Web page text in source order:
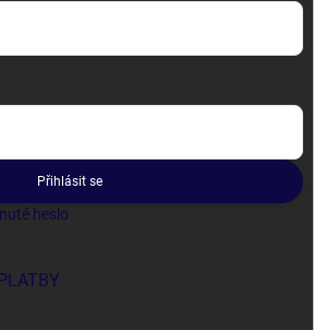
Přihlásit se
heslo